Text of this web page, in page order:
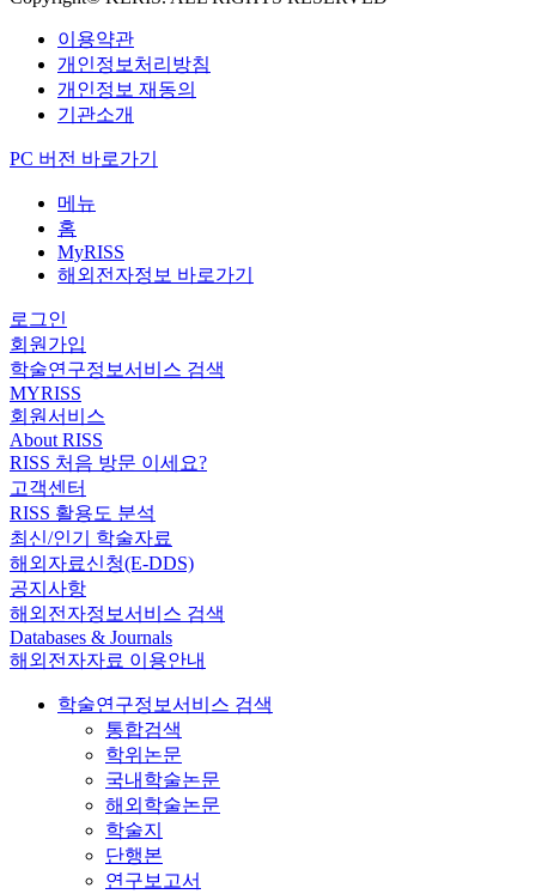
이용약관
개인정보처리방침
개인정보 재동의
기관소개
PC 버전 바로가기
메뉴
홈
MyRISS
해외전자정보 바로가기
로그인
회원가입
학술연구정보서비스 검색
MYRISS
회원서비스
About RISS
RISS 처음 방문 이세요?
고객센터
RISS 활용도 분석
최신/인기 학술자료
해외자료신청(E-DDS)
공지사항
해외전자정보서비스 검색
Databases & Journals
해외전자자료 이용안내
학술연구정보서비스 검색
통합검색
학위논문
국내학술논문
해외학술논문
학술지
단행본
연구보고서